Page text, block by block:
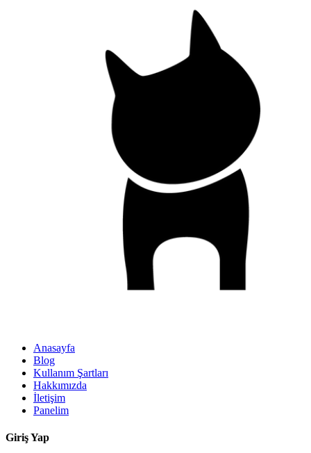
Anasayfa
Blog
Kullanım Şartları
Hakkımızda
İletişim
Panelim
Giriş Yap